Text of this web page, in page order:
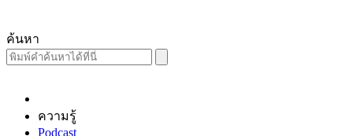
ค้นหา
ความรู้
Podcast